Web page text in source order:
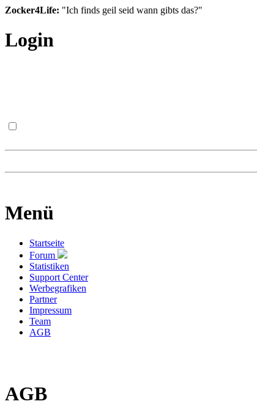
Zocker4Life: "Ich finds geil seid wann gibts das?"
Login
Menü
Startseite
Forum
Statistiken
Support Center
Werbegrafiken
Partner
Impressum
Team
AGB
AGB